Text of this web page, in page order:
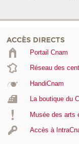
ACCÈS DIRECTS
Portail Cnam
Réseau des
HandiCnam
La boutique du
Musée des arts
Accès à